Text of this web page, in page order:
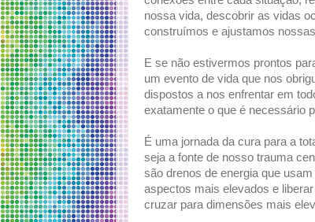
nossa vida, descobrir as vidas
construímos e ajustamos
E se não estivermos prontos
um evento de vida que nos
dispostos a nos enfrentar em
exatamente o que é necessário
É uma jornada da cura para a
seja a fonte de nosso trauma
são drenos de energia que
aspectos mais elevados e
cruzar para dimensões mais